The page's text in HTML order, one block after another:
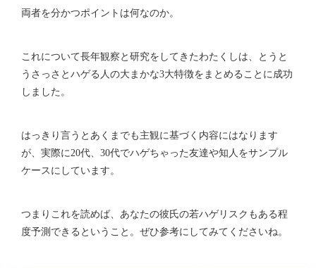
両者を分かつポイントは何なのか。
これについて長年観察と研究をしてきたわたくしは、とうと
うさっさとハゲる人の大まかな3大特徴をまとめることに成功
しました。
はっきり言うとあくまでも主観に基づく内容にはなります
が、実際に20代、30代でハゲちゃった友達や知人をサンプル
ケースにしています。
つまりこれを読めば、あなたの彼氏の若ハゲリスクもある程
度予測できるということ。ぜひ参考にしてみてくださいね。